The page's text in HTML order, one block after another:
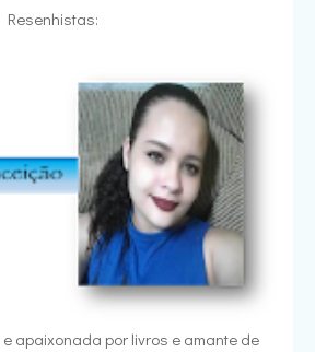
Resenhistas:
apaixonada por livros e amante de